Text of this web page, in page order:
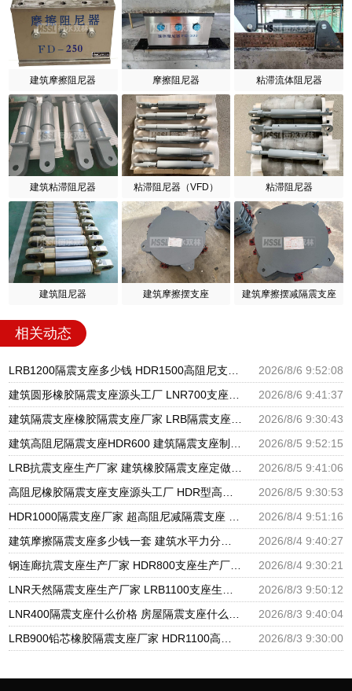
建筑摩擦阻尼器 摩擦阻尼器 粘滞流体阻尼器
建筑粘滞阻尼器 粘滞阻尼器（VFD） 粘滞阻尼器
建筑阻尼器 建筑摩擦摆支座 建筑摩擦摆减隔震支座
相关动态
2026/8/6 9:52:08
2026/8/6 9:41:37
2026/8/6 9:30:43
2026/8/5 9:52:15
2026/8/5 9:41:06
2026/8/5 9:30:53
2026/8/4 9:51:16
2026/8/4 9:40:27
2026/8/4 9:30:21
2026/8/3 9:50:12
2026/8/3 9:40:04
2026/8/3 9:30:00